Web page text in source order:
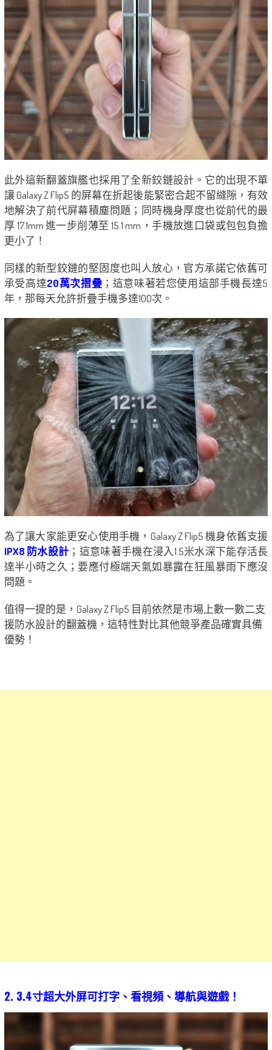
此外這新翻蓋旗艦也採用了全新鉸鏈設計。它的出現不單
讓 Galaxy Z Flip5 的屏幕在折起後能緊密合起不留縫隙，有效
地解決了前代屏幕積塵問題；同時機身厚度也從前代的最
厚 17.1mm 進一步削薄至 15.1 mm，手機放進口袋或包包負擔
更小了！
同樣的新型鉸鏈的堅固度也叫人放心，官方承諾它依舊可
承受高達20萬次摺疊 ；這意味著若您使用這部手機長達5
年，那每天允許折疊手機多達100次。
為了讓大家能更安心使用手機，Galaxy Z Flip5 機身依舊支援
IPX8 防水設計 ；這意味著手機在浸入1.5米水深下能存活長
達半小時之久；要應付極端天氣如暴露在狂風暴雨下應沒
問題。
值得一提的是，Galaxy Z Flip5 目前依然是市場上數一數二支
援防水設計的翻蓋機，這特性對比其他競爭產品確實具備
優勢！
2. 3.4寸超大外屏可打字、看視頻、導航與遊戲！